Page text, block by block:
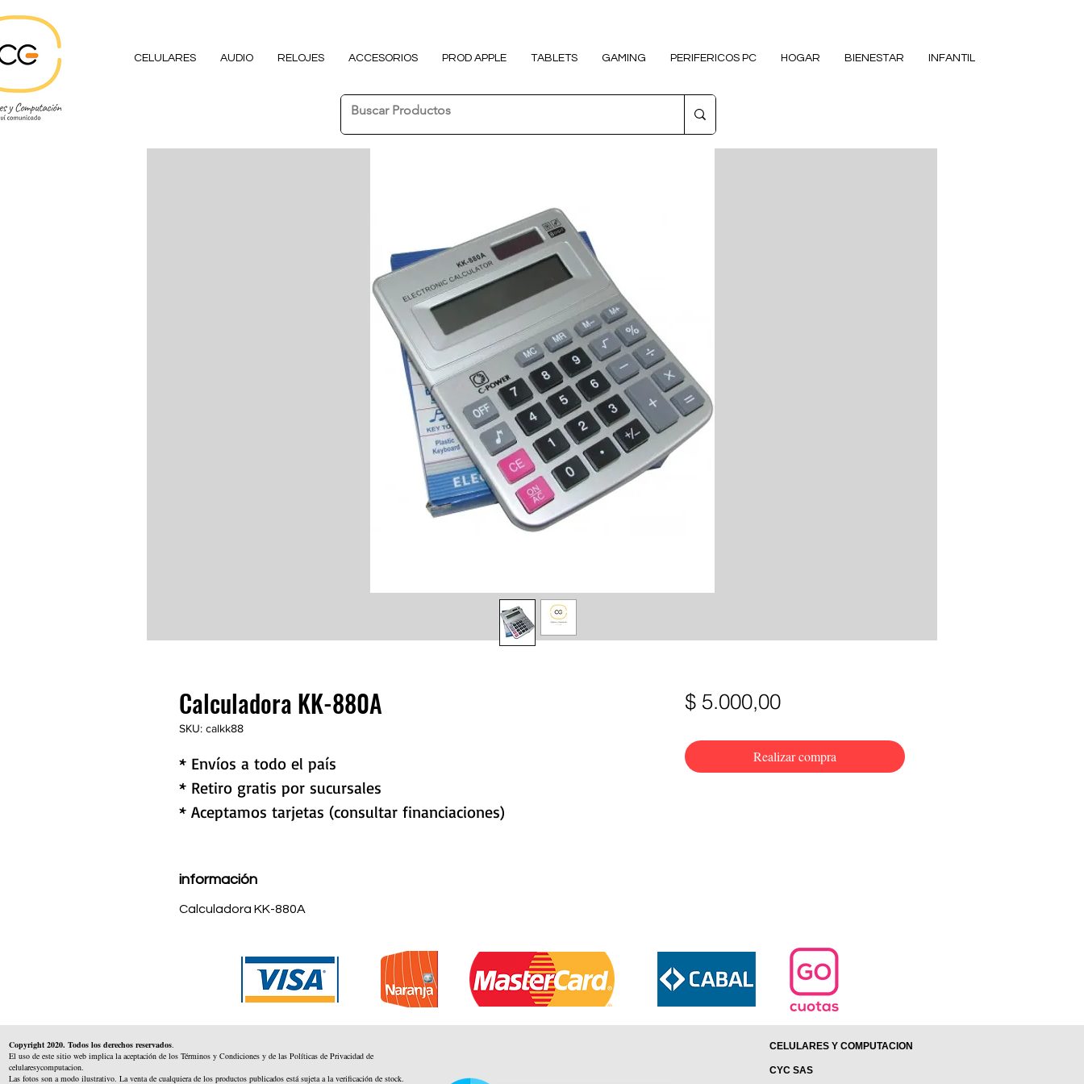
CELULARES AUDIO RELOJES ACCESORIOS PROD APPLE TABLETS GAMING PERIFERICOS PC HOGAR BIENESTAR INFANTIL
Calculadora KK-880A
SKU: calkk88
* Envíos a todo el país
* Retiro gratis por sucursales
* Aceptamos tarjetas (consultar financiaciones)
información
Calculadora KK-880A
$ 5.000,00Precio
Realizar compra
Copyright 2020. Todos los derechos reservados.
El uso de este sitio web implica la aceptación de los Términos y Condiciones y de las Políticas de Privacidad de
celularesycomputacion.
Las fotos son a modo ilustrativo. La venta de cualquiera de los productos publicados está sujeta a la verificación de stock.
CELULARES Y COMPUTACION
CYC SAS